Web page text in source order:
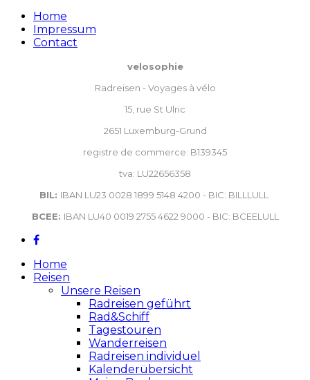
Home
Impressum
Contact
velosophie
Radreisen - Voyages à vélo
15, rue St Ulric
2651 Luxemburg-Grund
registre de commerce: B139345
tva: LU22656358
BIL: IBAN LU23 0028 1899 5148 4200 - BIC: BILLLULL
BCEE: IBAN LU40 0019 2755 4622 9000 - BIC: BCEELULL
Home
Reisen
Unsere Reisen
Radreisen geführt
Rad&Schiff
Tagestouren
Wanderreisen
Radreisen individuel
Kalenderübersicht